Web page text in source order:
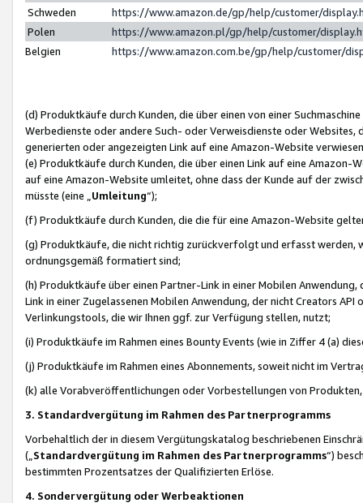
Schweden
https://www.amazon.de/gp/help/customer/
Polen
https://www.amazon.pl/gp/help/customer/
Belgien
https://www.amazon.com.be/gp/help/customer/
(d) Produktkäufe durch Kunden, die über einen von einer
Werbedienste oder andere Such- oder Verweisdienste oder Websites,
generierten oder angezeigten Link auf eine Amazon-Website
(e) Produktkäufe durch Kunden, die über einen Link auf eine
auf eine Amazon-Website umleitet, ohne dass der Kunde auf der
müsste (eine „ Umleitung“);
(f) Produktkäufe durch Kunden, die die für eine Amazon-Website
(g) Produktkäufe, die nicht richtig zurückverfolgt und erfasst werden,
ordnungsgemäß formatiert sind;
(h) Produktkäufe über einen Partner-Link in einer Mobilen
Link in einer Zugelassenen Mobilen Anwendung, der nicht Creators
Verlinkungstools, die wir Ihnen ggf. zur Verfügung stellen, nutzt;
(i) Produktkäufe im Rahmen eines Bounty Events (wie in Ziffer 4 (a)
(j) Produktkäufe im Rahmen eines Abonnements, soweit nicht im
(k) alle Vorabveröffentlichungen oder Vorbestellungen von
3. Standardvergütung im Rahmen des Partnerprogramms
Vorbehaltlich der in diesem Vergütungskatalog beschriebenen
(„ Standardvergütung im Rahmen des Partnerprogramms“)
bestimmten Prozentsatzes der Qualifizierten Erlöse.
4. Sondervergütung oder Werbeaktionen